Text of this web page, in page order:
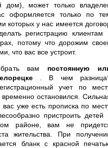
дом), может только
оформляется только по
которых у нас имеется
регистрацию клиентам
потому что дорожим
что вас все устроит.
вам постоянную
. В чем
учет по
остановился.
уже есть прописка по
пристроить детей
районе, вам не
жительства. При
бланк с красной